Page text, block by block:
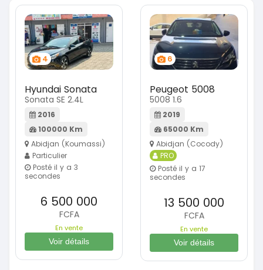
4
Hyundai Sonata
Sonata SE 2.4L
2016
100000 Km
Abidjan (Koumassi)
Particulier
Posté il y a 3
secondes
6 500 000
FCFA
En vente
Voir détails
6
Peugeot 5008
5008 1.6
2019
65000 Km
Abidjan (Cocody)
PRO
Posté il y a 17
secondes
13 500 000
FCFA
En vente
Voir détails